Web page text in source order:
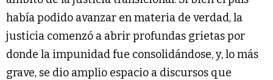
había podido avanzar en materia de verdad, la
justicia comenzó a abrir profundas grietas por
donde la impunidad fue consolidándose, y, lo más
grave, se dio amplio espacio a discursos que